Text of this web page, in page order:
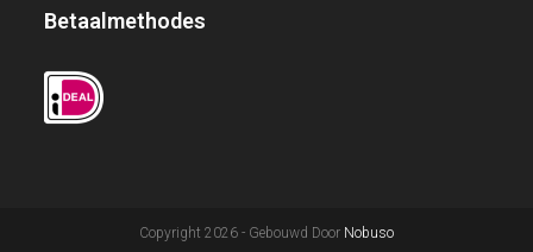
Betaalmethodes
Copyright 2026 - Gebouwd Door Nobuso